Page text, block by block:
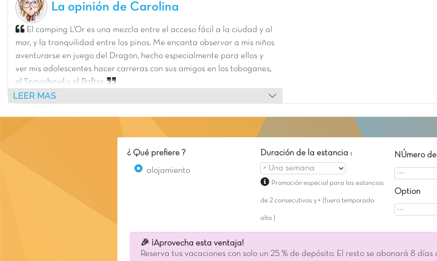
La opinión de Carolina
El camping L’Or es una mezcla entre el acceso fácil a la ciudad y al
mar, y la tranquilidad entre los pinos. Me encanta observar a mis niños
aventurarse en juego del Dragon, hecho especialmente para ellos y
ver mis adolescentes hacer carreras con sus amigos en los toboganes,
el Spacebowl y el Rafter.
LEER MAS
¿ Qué prefiere ?
alojamiento
Duración de la estancia :
Promoción especial para las estancias
de 2 consecutivas y + (fuera temporada
alta )
NÚmero
Option
🎉 ¡Aprovecha esta ventaja!
Reserva tus vacaciones con solo un 25 % de depósito. El resto se abonará 8